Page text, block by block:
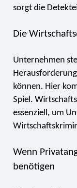
sorgt die
Die
Unternehmen
können. Hier
Spiel.
essenziell, um
Wenn
benötigen